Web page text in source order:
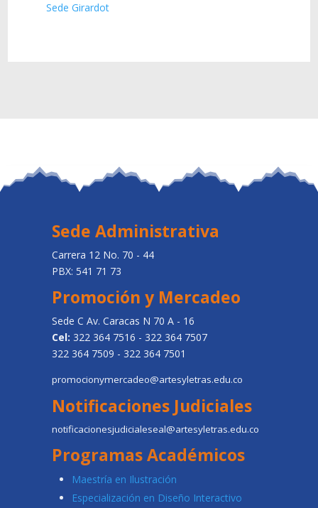
Sede Girardot
Sede Administrativa
Carrera 12 No. 70 - 44
PBX: 541 71 73
Promoción y Mercadeo
Sede C Av. Caracas N 70 A - 16
Cel: 322 364 7516 - 322 364 7507
322 364 7509 - 322 364 7501
promocionymercadeo@artesyletras.edu.co
Notificaciones Judiciales
notificacionesjudicialeseal@artesyletras.edu.co
Programas Académicos
Maestría en Ilustración
Especialización en Diseño Interactivo